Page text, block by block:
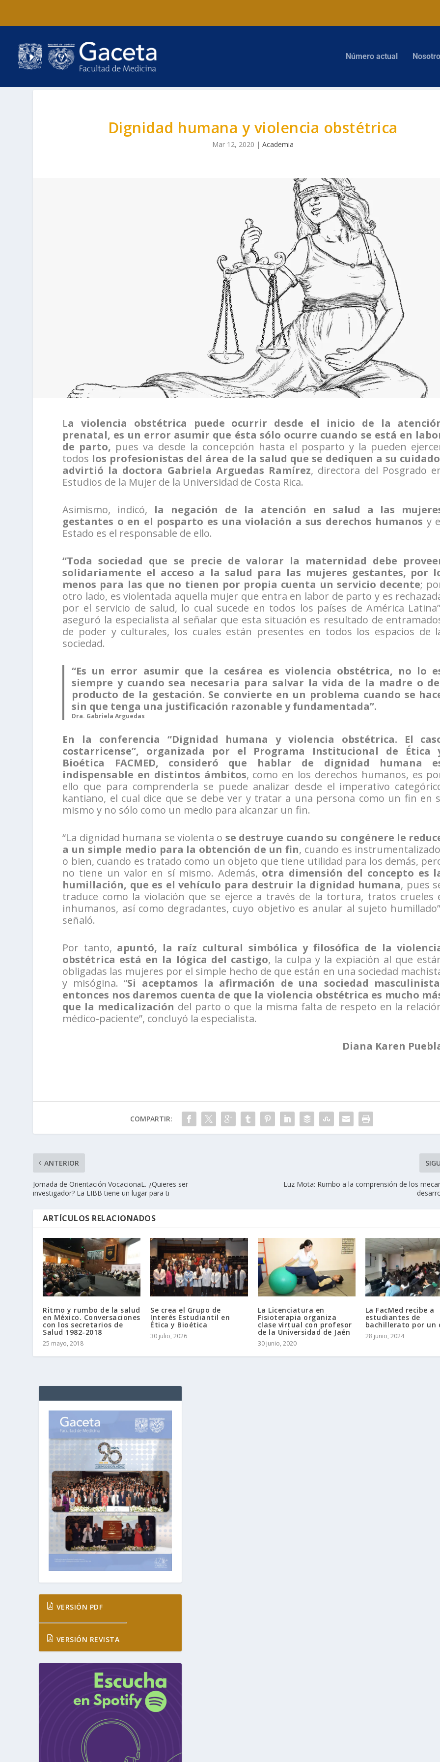
Número actual
Dignidad humana y violencia obstétrica
Mar 12, 2020 | Academia
La violencia obstétrica puede ocurrir desde el inicio de la
prenatal, es un error asumir que ésta sólo ocurre cuando se está en
de parto, pues va desde la concepción hasta el posparto y la pueden
todos los profesionistas del área de la salud que se dediquen a su
advirtió la doctora Gabriela Arguedas Ramírez, directora del Posgrado
Estudios de la Mujer de la Universidad de Costa Rica.
Asimismo, indicó, la negación de la atención en salud a las
gestantes o en el posparto es una violación a sus derechos humanos y
Estado es el responsable de ello.
“Toda sociedad que se precie de valorar la maternidad debe
solidariamente el acceso a la salud para las mujeres gestantes, por
menos para las que no tienen por propia cuenta un servicio decente;
otro lado, es violentada aquella mujer que entra en labor de parto y es
por el servicio de salud, lo cual sucede en todos los países de América
aseguró la especialista al señalar que esta situación es resultado de
de poder y culturales, los cuales están presentes en todos los espacios de
sociedad.
“Es un error asumir que la cesárea es violencia obstétrica, no lo
siempre y cuando sea necesaria para salvar la vida de la madre o
producto de la gestación. Se convierte en un problema cuando se
sin que tenga una justificación razonable y fundamentada”.
Dra. Gabriela Arguedas
En la conferencia “Dignidad humana y violencia obstétrica. El
costarricense”, organizada por el Programa Institucional de Ética
Bioética FACMED, consideró que hablar de dignidad humana
indispensable en distintos ámbitos, como en los derechos humanos, es
ello que para comprenderla se puede analizar desde el imperativo
kantiano, el cual dice que se debe ver y tratar a una persona como un fin en
mismo y no sólo como un medio para alcanzar un fin.
“La dignidad humana se violenta o se destruye cuando su congénere le
a un simple medio para la obtención de un fin, cuando es
o bien, cuando es tratado como un objeto que tiene utilidad para los demás,
no tiene un valor en sí mismo. Además, otra dimensión del concepto es
humillación, que es el vehículo para destruir la dignidad humana, pues
traduce como la violación que se ejerce a través de la tortura, tratos crueles
inhumanos, así como degradantes, cuyo objetivo es anular al sujeto
señaló.
Por tanto, apuntó, la raíz cultural simbólica y filosófica de la
obstétrica está en la lógica del castigo, la culpa y la expiación al que
obligadas las mujeres por el simple hecho de que están en una sociedad
y misógina. “Si aceptamos la afirmación de una sociedad
entonces nos daremos cuenta de que la violencia obstétrica es mucho
que la medicalización del parto o que la misma falta de respeto en la
médico-paciente”, concluyó la especialista.
Diana Karen
COMPARTIR:
ANTERIOR
Jornada de Orientación VocacionaL. ¿Quieres ser
investigador? La LIBB tiene un lugar para ti
Luz Mota: Rumbo a la comprensión de los
ARTÍCULOS RELACIONADOS
Ritmo y rumbo de la salud
en México. Conversaciones
con los secretarios de
Salud 1982-2018
25 mayo, 2018
Se crea el Grupo de
Interés Estudiantil en
Ética y Bioética
30 julio, 2026
La Licenciatura en
Fisioterapia organiza
clase virtual con profesor
de la Universidad de Jaén
30 junio, 2020
La FacMed recibe a
estudiantes de
bachillerato por un
28 junio, 2024
VERSIÓN PDF
VERSIÓN REVISTA